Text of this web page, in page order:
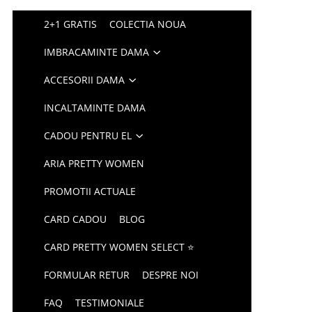
2+1 GRATIS COLECTIA NOUA
IMBRACAMINTE DAMA
ACCESORII DAMA
INCALTAMINTE DAMA
CADOU PENTRU EL
ARIA PRETTY WOMEN
PROMOTII ACTUALE
CARD CADOU BLOG
CARD PRETTY WOMEN SELECT ⭐
FORMULAR RETUR DESPRE NOI
FAQ TESTIMONIALE